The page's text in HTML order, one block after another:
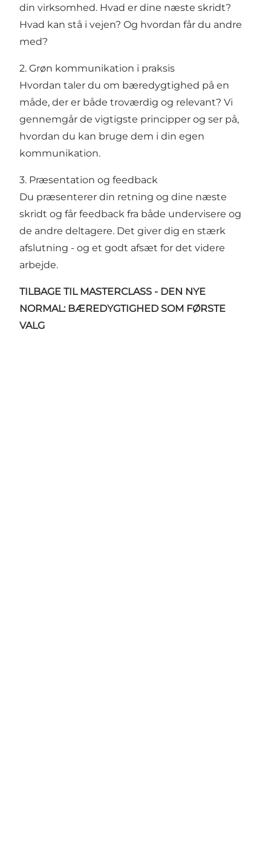
din virksomhed. Hvad er dine næste skridt?
Hvad kan stå i vejen? Og hvordan får du andre
med?
2. Grøn kommunikation i praksis
Hvordan taler du om bæredygtighed på en
måde, der er både troværdig og relevant? Vi
gennemgår de vigtigste principper og ser på,
hvordan du kan bruge dem i din egen
kommunikation.
3. Præsentation og feedback
Du præsenterer din retning og dine næste
skridt og får feedback fra både undervisere og
de andre deltagere. Det giver dig en stærk
afslutning - og et godt afsæt for det videre
arbejde.
TILBAGE TIL MASTERCLASS - DEN NYE
NORMAL: BÆREDYGTIGHED SOM FØRSTE
VALG